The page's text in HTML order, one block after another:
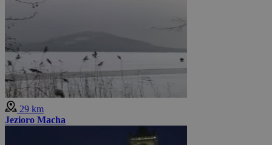
29 km
Jezioro Macha